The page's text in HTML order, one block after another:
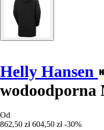
Helly Hansen
wodoodporna
Od
862,50 zł 604,50 zł -30%